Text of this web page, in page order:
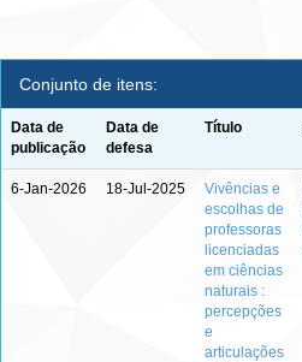
Conjunto de itens:
Data de
publicação
Data de
defesa
Título
6-Jan-2026 18-Jul-2025
Vivências e
escolhas de
professoras
licenciadas
em ciências
naturais :
percepções
e
articulações